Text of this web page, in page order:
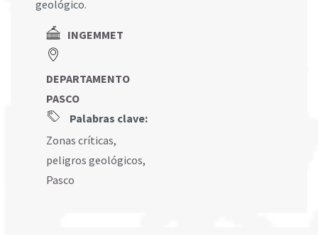
geológico.
INGEMMET
DEPARTAMENTO
PASCO
Palabras clave:
Zonas críticas,
peligros geológicos,
Pasco